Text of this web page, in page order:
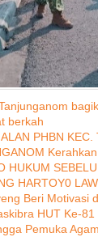
berkah
PHBN
HUKUM
HARTOY0
Beri Motivasi
HUT Ke-81
Pemuka